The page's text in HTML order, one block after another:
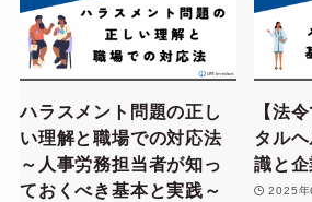
ハラスメント問題の正し
い理解と職場での対応法
～人事労務担当者が知っ
ておくべき基本と実践～
【法
タル
識と
2025年